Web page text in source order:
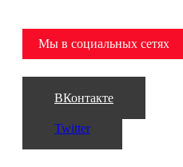
Мы в социальных сетях
ВКонтакте
Twitter